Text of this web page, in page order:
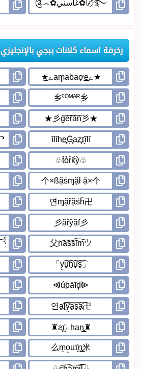
زخرفة اسماء كلانات ببجي بالإنجليزي